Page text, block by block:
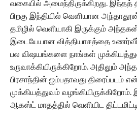
வகையில் அமைந்திருக்கிறது.‌ இந்தத்
பிறகு இந்தியில் வெளியான
தமிழில் வெளியாகி இருக்கும்
இடையேயான வித்தியாசத்தை
பல விஷயங்களை நாங்கள்
உருவாக்கியிருக்கிறோம்.‌ அதிலும்
பிரசாந்தின் ஐம்பதாவது திரைப்படம்
முக்கியத்துவம்
ஆகஸ்ட் மாதத்தில் வெளியிட